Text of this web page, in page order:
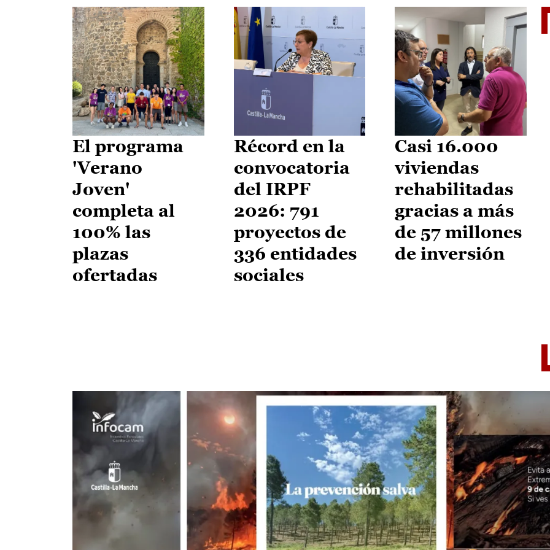
El programa
'Verano
Joven'
completa al
100% las
plazas
ofertadas
Récord en la
convocatoria
del IRPF
2026: 791
proyectos de
336 entidades
sociales
Casi 16.000
viviendas
rehabilitadas
gracias a más
de 57 millones
de inversión